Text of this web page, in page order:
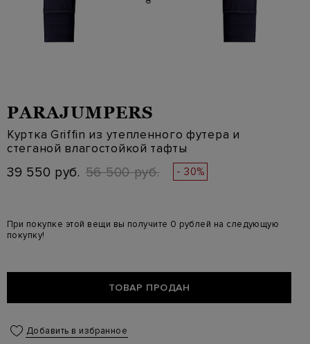
PARAJUMPERS
Куртка Griffin из утепленного футера и
стеганой влагостойкой тафты
39 550 руб. 56 500 руб. - 30%
При покупке этой вещи вы получите 0 рублей на следующую
покупку!
ТОВАР ПРОДАН
Добавить в избранное